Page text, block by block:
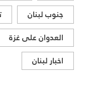
جنوب لبنان
العدوان على غزة
اخبار لبنان